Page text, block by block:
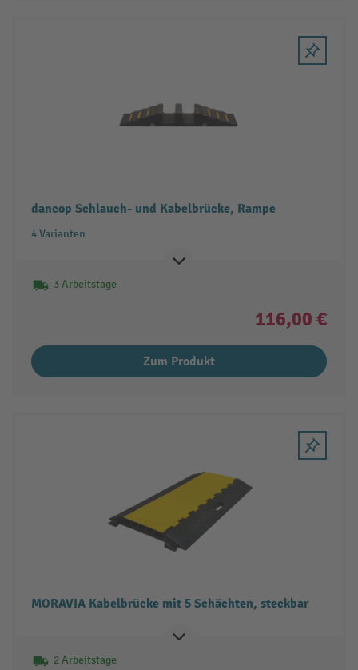
dancop Schlauch- und Kabelbrücke, Rampe
4 Varianten
3 Arbeitstage
116,00 €
Zum Produkt
MORAVIA Kabelbrücke mit 5 Schächten, steckbar
2 Arbeitstage